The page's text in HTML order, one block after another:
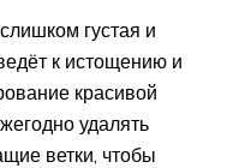
густая и
к истощению и
красивой
удалять
ветки, чтобы